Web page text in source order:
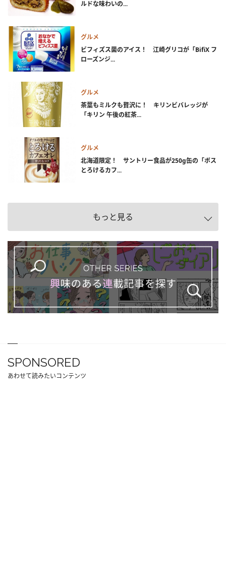
ルドな味わいの...
グルメ
ビフィズス菌のアイス！ 江崎グリコが「BifiX フ
ローズンジ...
グルメ
茶葉もミルクも贅沢に！ キリンビバレッジが
「キリン 午後の紅茶...
グルメ
北海道限定！ サントリー食品が250g缶の「ボス
とろけるカフ...
もっと見る
SPONSORED
あわせて読みたいコンテンツ